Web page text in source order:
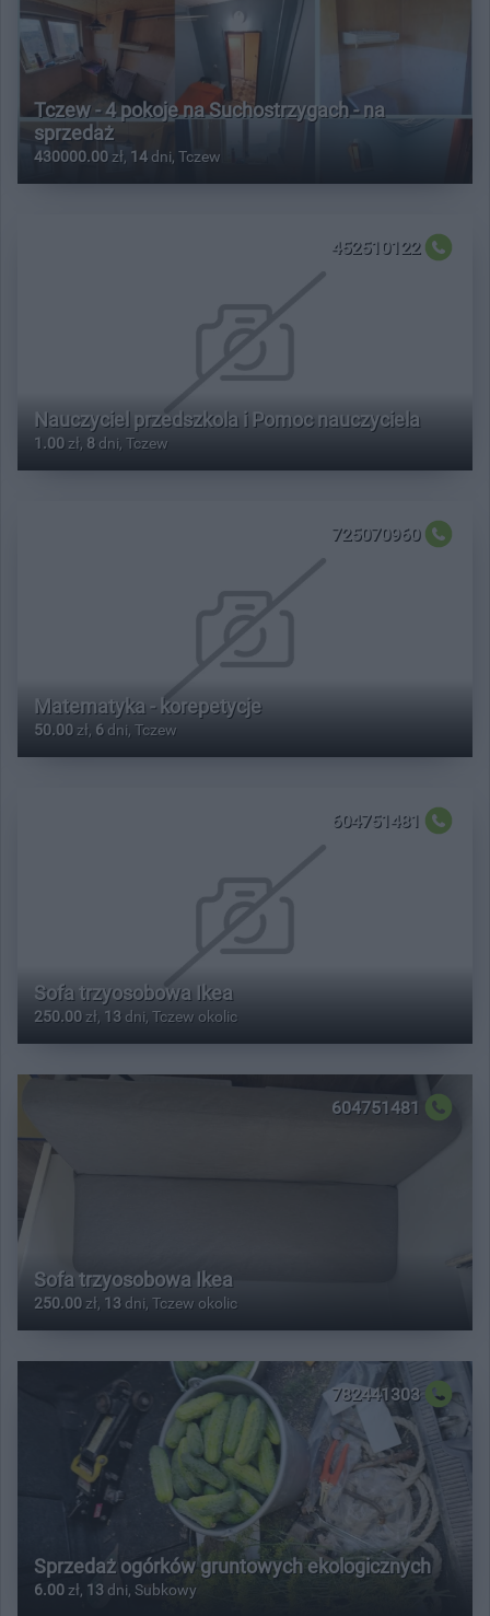
Tczew - 4 pokoje na Suchostrzygach - na
sprzedaż
430000.00 zł, 14 dni, Tczew
452510122
Nauczyciel przedszkola i Pomoc nauczyciela
1.00 zł, 8 dni, Tczew
725070960
Matematyka - korepetycje
50.00 zł, 6 dni, Tczew
604751481
Sofa trzyosobowa Ikea
250.00 zł, 13 dni, Tczew okolic
604751481
Sofa trzyosobowa Ikea
250.00 zł, 13 dni, Tczew okolic
782441303
Sprzedaż ogórków gruntowych ekologicznych
6.00 zł, 13 dni, Subkowy